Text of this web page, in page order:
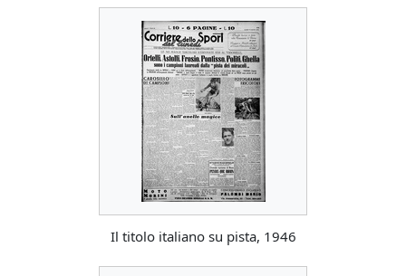
Il titolo italiano su pista, 1946